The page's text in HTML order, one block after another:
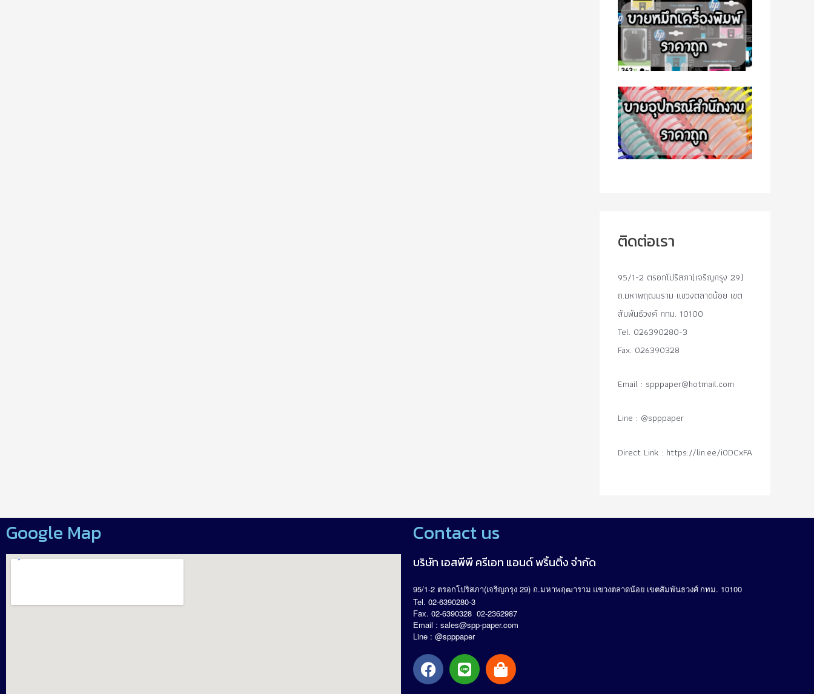
ติดต่อเรา
95/1-2 ตรอกโปริสภา(เจริญกรุง 29)
ถ.มหาพฤฒมราม แขวงตลาดน้อย เขต
สัมพันธืวงค์ กทม. 10100
Tel. 026390280-3
Fax. 026390328
Email : spppaper@hotmail.com
Line : @spppaper
Direct Link : https://lin.ee/i0DCxFA
Google Map Contact us
บริษัท เอสพีพี ครีเอท แอนด์ พริ้นติ้ง จำกัด
95/1-2 ตรอกโปริสภา(เจริญกรุง 29) ถ.มหาพฤฒาราม แขวงตลาดน้อย เขตสัมพันธวงศ์ กทม. 10100
Tel. 02-6390280-3
Fax. 02-6390328 02-2362987
Email : sales@spp-paper.com
Line : @spppaper